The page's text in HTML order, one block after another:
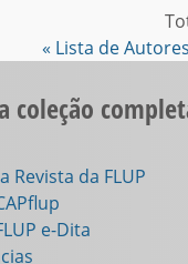
« Lista de Autores
coleção
Revista da FLUP
e-Dita